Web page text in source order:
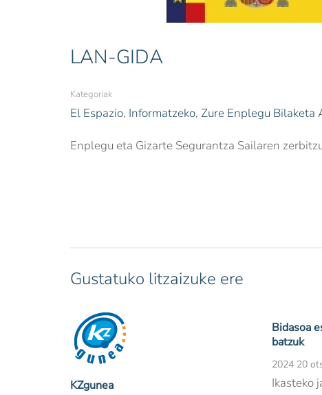
LAN-GIDA
Kategoriak
El Espazio, Informatzeko, Zure Enplegu Bilaketa
Enplegu eta Gizarte Segurantza Sailaren
Gustatuko litzaizuke ere
KZgunea
Bidasoa
batzuk
2024 20
Ikasteko